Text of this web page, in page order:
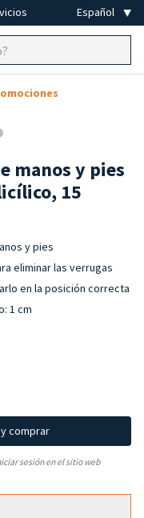
manos y pies
15
y pies
eliminar las verrugas
en la posición correcta
1 cm
comprar
sesión en el sitio web